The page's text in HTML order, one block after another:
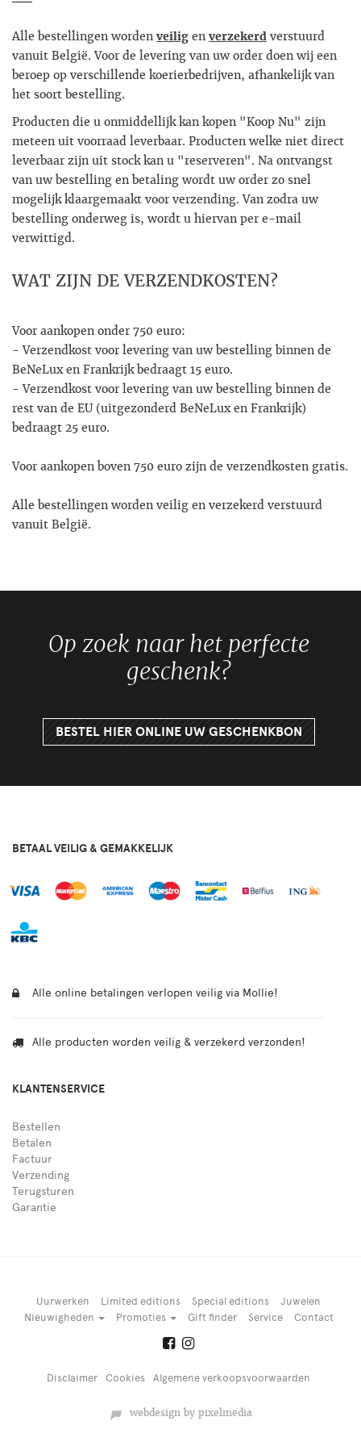
Alle bestellingen worden veilig en verzekerd verstuurd
vanuit België. Voor de levering van uw order doen wij een
beroep op verschillende koerierbedrijven, afhankelijk van
het soort bestelling.
Producten die u onmiddellijk kan kopen "Koop Nu" zijn
meteen uit voorraad leverbaar. Producten welke niet direct
leverbaar zijn uit stock kan u "reserveren". Na ontvangst
van uw bestelling en betaling wordt uw order zo snel
mogelijk klaargemaakt voor verzending. Van zodra uw
bestelling onderweg is, wordt u hiervan per e-mail
verwittigd.
WAT ZIJN DE VERZENDKOSTEN?
Voor aankopen onder 750 euro:
- Verzendkost voor levering van uw bestelling binnen de
BeNeLux en Frankrijk bedraagt 15 euro.
- Verzendkost voor levering van uw bestelling binnen de
rest van de EU (uitgezonderd BeNeLux en Frankrijk)
bedraagt 25 euro.
Voor aankopen boven 750 euro zijn de verzendkosten gratis.
Alle bestellingen worden veilig en verzekerd verstuurd
vanuit België.
Op zoek naar het perfecte
geschenk?
BESTEL HIER ONLINE UW GESCHENKBON
BETAAL VEILIG & GEMAKKELIJK
Alle online betalingen verlopen veilig via Mollie!
Alle producten worden veilig & verzekerd verzonden!
KLANTENSERVICE
Bestellen
Betalen
Factuur
Verzending
Terugsturen
Garantie
Uurwerken Limited editions Special editions
Juwelen
Nieuwigheden
Promoties Gift finder Service Contact
Disclaimer Cookies Algemene verkoopsvoorwaarden
webdesign by pixelmedia